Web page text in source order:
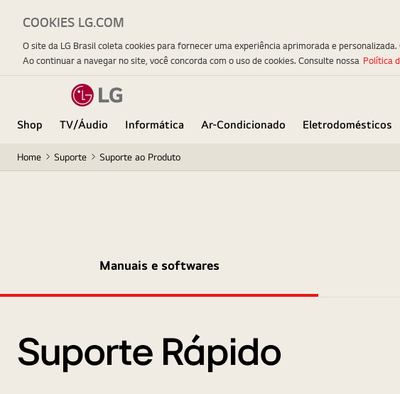
Shop TV/Áudio Informática Ar-Condicionado Eletrodomésticos
Home Suporte Suporte ao Produto
Manuais e softwares
Suporte Rápido
COOKIES LG.COM
O site da LG Brasil coleta cookies para fornecer uma experiência aprimorada e
Ao continuar a navegar no site, você concorda com o uso de cookies. Consulte nossa Política